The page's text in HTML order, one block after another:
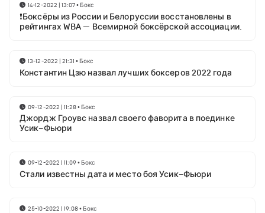
14-12-2022 | 13:07• Бокс
❗Боксёры из России и Белоруссии восстановлены в
рейтингах WBA — Всемирной боксёрской ассоциации.
13-12-2022 | 21:31 • Бокс
Константин Цзю назвал лучших боксеров 2022 года
09-12-2022 | 11:28• Бокс
Джордж Гроувс назвал своего фаворита в поединке
Усик–Фьюри
09-12-2022 | 11:09• Бокс
Стали известны дата и место боя Усик–Фьюри
25-10-2022 | 19:08• Бокс